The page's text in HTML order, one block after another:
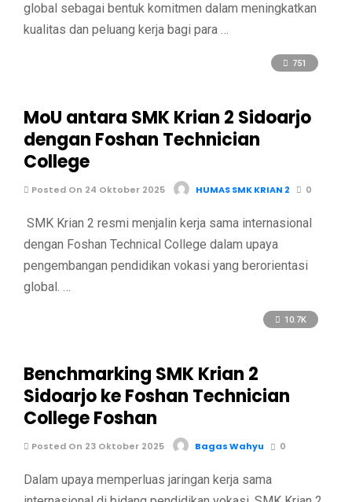
global sebagai bentuk komitmen dalam meningkatkan
kualitas dan peluang kerja bagi para …
751
MoU antara SMK Krian 2 Sidoarjo
dengan Foshan Technician
College
Posted On 24 Oktober 2025 HUMAS SMK KRIAN 2 0
SMK Krian 2 resmi menjalin kerja sama internasional
dengan Foshan Technical College dalam upaya
pengembangan pendidikan vokasi yang berorientasi
global. …
10.7K
Benchmarking SMK Krian 2
Sidoarjo ke Foshan Technician
College Foshan
Posted On 23 Oktober 2025 Bagas Wahyu 0
Dalam upaya memperluas jaringan kerja sama